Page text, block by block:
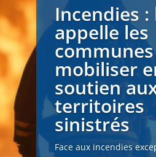
Incendies :
appelle les
mobiliser
soutien
territoires
sinistrés
Face aux incendies